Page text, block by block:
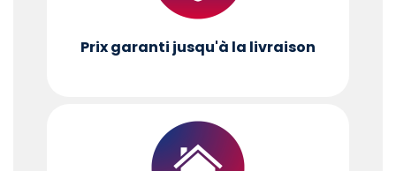
Prix garanti jusqu'à la livraison